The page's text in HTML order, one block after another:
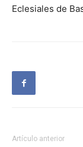
Eclesiales de
Artículo anterior